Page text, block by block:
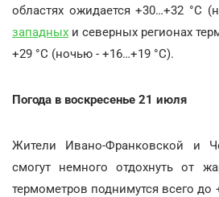
областях ожидается +30…+32 °С
западных и северных регионах
+29 °С (ночью - +16…+19 °С).
Погода в воскресенье 21 июля
Жители Ивано-Франковской и
смогут немного отдохнуть от
термометров поднимутся всего до